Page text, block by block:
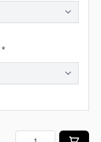
*
Menge